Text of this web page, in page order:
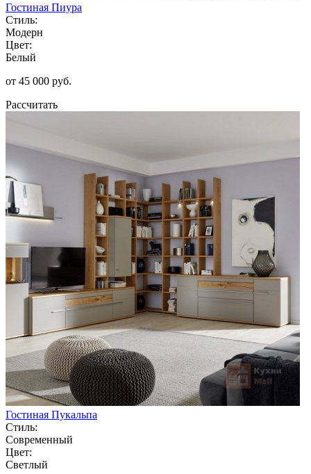
Гостиная Пиура
Стиль:
Модерн
Цвет:
Белый
от 45 000 руб.
Рассчитать
Гостиная Пукальпа
Стиль:
Современный
Цвет:
Светлый